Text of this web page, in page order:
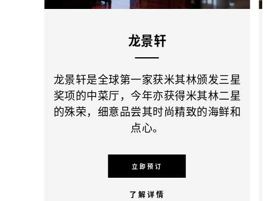
龙景轩
龙景轩是全球第一家获米其林颁发三星
奖项的中菜厅，今年亦获得米其林二星
的殊荣，细意品尝其时尚精致的海鲜和
点心。
立即预订
了解详情